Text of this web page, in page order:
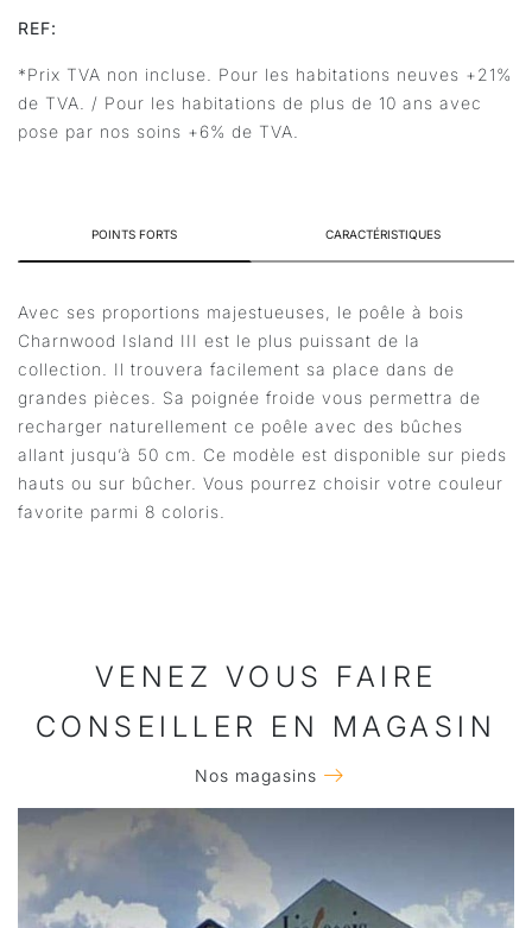
REF:
*Prix TVA non incluse. Pour les habitations neuves +21%
de TVA. / Pour les habitations de plus de 10 ans avec
pose par nos soins +6% de TVA.
POINTS FORTS CARACTÉRISTIQUES
Avec ses proportions majestueuses, le poêle à bois
Charnwood Island III est le plus puissant de la
collection. Il trouvera facilement sa place dans de
grandes pièces. Sa poignée froide vous permettra de
recharger naturellement ce poêle avec des bûches
allant jusqu’à 50 cm. Ce modèle est disponible sur pieds
hauts ou sur bûcher. Vous pourrez choisir votre couleur
favorite parmi 8 coloris.
VENEZ VOUS FAIRE
CONSEILLER EN MAGASIN
Nos magasins